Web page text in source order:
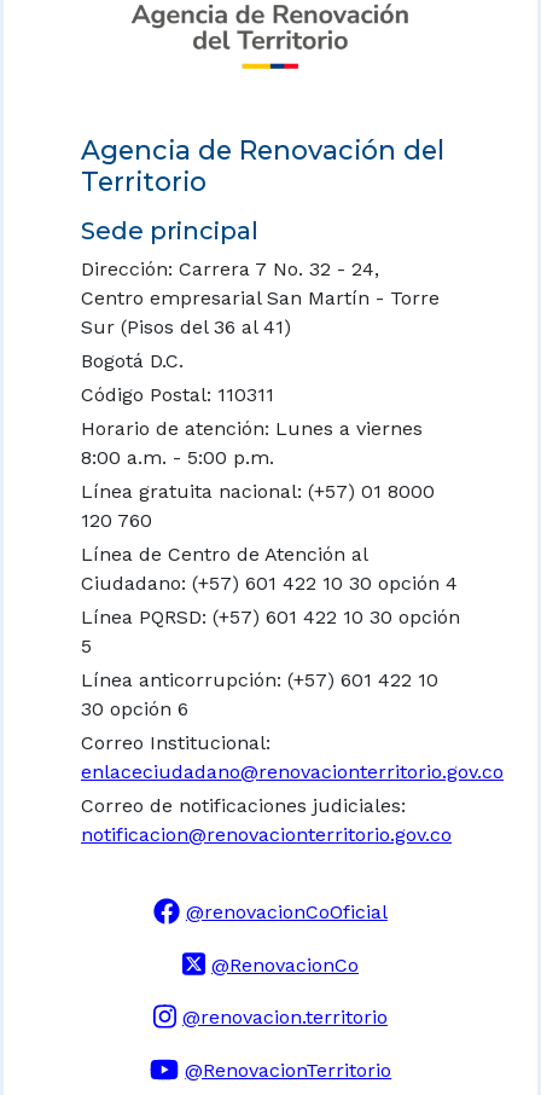
Agencia de Renovación del
Territorio
Sede principal
Dirección: Carrera 7 No. 32 - 24,
Centro empresarial San Martín - Torre
Sur (Pisos del 36 al 41)
Bogotá D.C.
Código Postal: 110311
Horario de atención: Lunes a viernes
8:00 a.m. - 5:00 p.m.
Línea gratuita nacional: (+57) 01 8000
120 760
Línea de Centro de Atención al
Ciudadano: (+57) 601 422 10 30 opción 4
Línea PQRSD: (+57) 601 422 10 30 opción
5
Línea anticorrupción: (+57) 601 422 10
30 opción 6
Correo Institucional:
enlaceciudadano@renovacionterritorio.gov.co
Correo de notificaciones judiciales:
notificacion@renovacionterritorio.gov.co
@renovacionCoOficial
@RenovacionCo
@renovacion.territorio
@RenovacionTerritorio